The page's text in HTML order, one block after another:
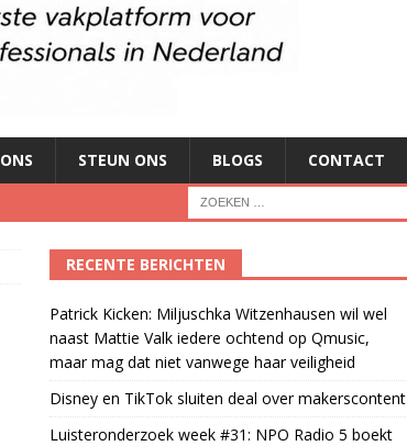
STEUN ONS BLOGS CONTACT
RECENTE BERICHTEN
Patrick Kicken: Miljuschka Witzenhausen wil wel
naast Mattie Valk iedere ochtend op Qmusic,
maar mag dat niet vanwege haar veiligheid
Disney en TikTok sluiten deal over makerscontent
Luisteronderzoek week #31: NPO Radio 5 boekt